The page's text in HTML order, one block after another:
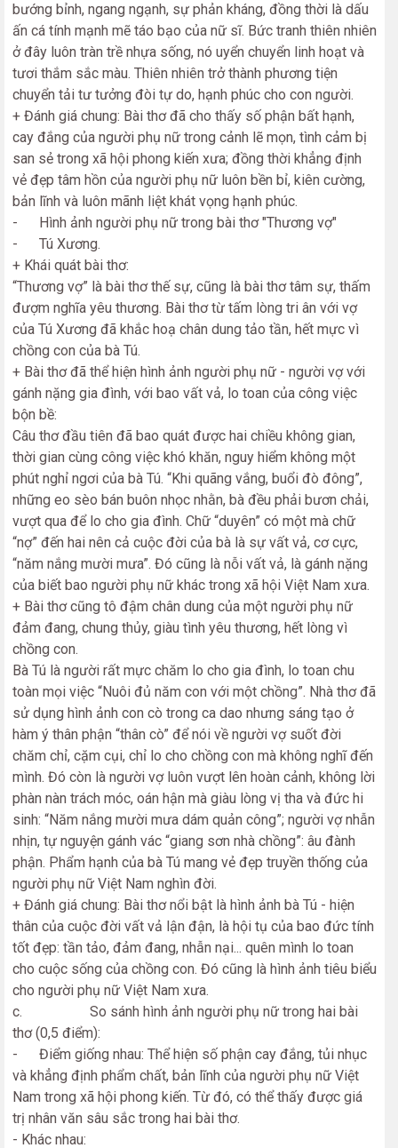
bướng bỉnh, ngang ngạnh, sự phản kháng, đồng thời là dấu
ấn cá tính mạnh mẽ táo bạo của nữ sĩ. Bức tranh thiên nhiên
ở đây luôn tràn trề nhựa sống, nó uyển chuyển linh hoạt và
tươi thắm sắc màu. Thiên nhiên trở thành phương tiện
chuyển tải tư tưởng đòi tự do, hạnh phúc cho con người.
+ Đánh giá chung: Bài thơ đã cho thấy số phận bất hạnh,
cay đắng của người phụ nữ trong cảnh lẽ mọn, tình cảm bị
san sẻ trong xã hội phong kiến xưa; đồng thời khẳng định
vẻ đẹp tâm hồn của người phụ nữ luôn bền bỉ, kiên cường,
bản lĩnh và luôn mãnh liệt khát vọng hạnh phúc.
- Hình ảnh người phụ nữ trong bài thơ "Thương vợ"
- Tú Xương.
+ Khái quát bài thơ:
“Thương vợ” là bài thơ thế sự, cũng là bài thơ tâm sự, thấm
đượm nghĩa yêu thương. Bài thơ từ tấm lòng tri ân với vợ
của Tú Xương đã khắc hoạ chân dung tảo tần, hết mực vì
chồng con của bà Tú.
+ Bài thơ đã thể hiện hình ảnh người phụ nữ - người vợ với
gánh nặng gia đình, với bao vất vả, lo toan của công việc
bộn bề:
Câu thơ đầu tiên đã bao quát được hai chiều không gian,
thời gian cùng công việc khó khăn, nguy hiểm không một
phút nghỉ ngơi của bà Tú. “Khi quãng vắng, buổi đò đông”,
những eo sèo bán buôn nhọc nhằn, bà đều phải bươn chải,
vượt qua để lo cho gia đình. Chữ “duyên” có một mà chữ
“nợ” đến hai nên cả cuộc đời của bà là sự vất vả, cơ cực,
“năm nắng mười mưa”. Đó cũng là nỗi vất vả, là gánh nặng
của biết bao người phụ nữ khác trong xã hội Việt Nam xưa.
+ Bài thơ cũng tô đậm chân dung của một người phụ nữ
đảm đang, chung thủy, giàu tình yêu thương, hết lòng vì
chồng con.
Bà Tú là người rất mực chăm lo cho gia đình, lo toan chu
toàn mọi việc “Nuôi đủ năm con với một chồng”. Nhà thơ đã
sử dụng hình ảnh con cò trong ca dao nhưng sáng tạo ở
hàm ý thân phận “thân cò” để nói về người vợ suốt đời
chăm chỉ, cặm cụi, chỉ lo cho chồng con mà không nghĩ đến
mình. Đó còn là người vợ luôn vượt lên hoàn cảnh, không lời
phàn nàn trách móc, oán hận mà giàu lòng vị tha và đức hi
sinh: “Năm nắng mười mưa dám quản công”; người vợ nhẫn
nhịn, tự nguyện gánh vác “giang sơn nhà chồng”: âu đành
phận. Phẩm hạnh của bà Tú mang vẻ đẹp truyền thống của
người phụ nữ Việt Nam nghìn đời.
+ Đánh giá chung: Bài thơ nổi bật là hình ảnh bà Tú - hiện
thân của cuộc đời vất vả lận đận, là hội tụ của bao đức tính
tốt đẹp: tần tảo, đảm đang, nhẫn nại... quên mình lo toan
cho cuộc sống của chồng con. Đó cũng là hình ảnh tiêu biểu
cho người phụ nữ Việt Nam xưa.
c. So sánh hình ảnh người phụ nữ trong hai bài
thơ (0,5 điểm):
- Điểm giống nhau: Thể hiện số phận cay đắng, tủi nhục
và khẳng định phẩm chất, bản lĩnh của người phụ nữ Việt
Nam trong xã hội phong kiến. Từ đó, có thể thấy được giá
trị nhân văn sâu sắc trong hai bài thơ.
- Khác nhau: